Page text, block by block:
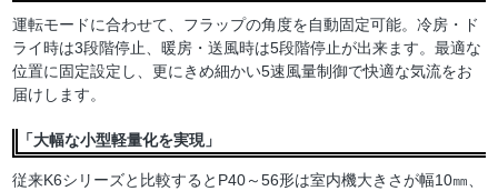
運転モードに合わせて、フラップの角度を自動固定可能。冷房・ド
ライ時は3段階停止、暖房・送風時は5段階停止が出来ます。最適な
位置に固定設定し、更にきめ細かい5速風量制御で快適な気流をお
届けします。
「大幅な小型軽量化を実現」
従来K6シリーズと比較するとP40～56形は室内機大きさが幅10㎜、